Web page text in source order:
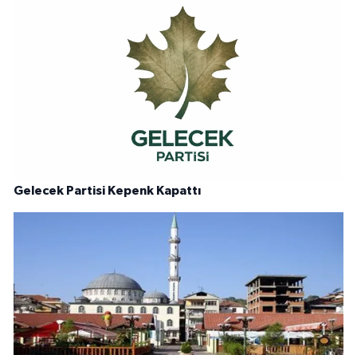
Gelecek Partisi Kepenk Kapattı